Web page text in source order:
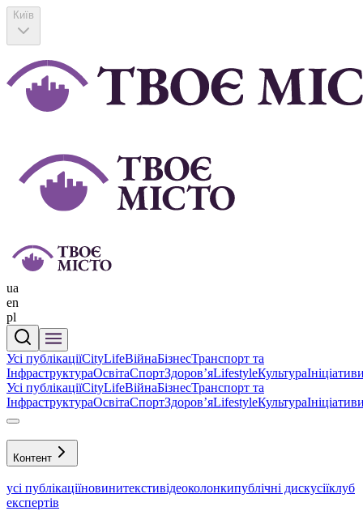
Київ
ua
en
pl
Усі публікаціїCityLifeВійнаБізнесТранспорт та
ІнфраструктураОсвітаСпортЗдоровʼяLifestyleКультура
Усі публікаціїCityLifeВійнаБізнесТранспорт та
ІнфраструктураОсвітаСпортЗдоровʼяLifestyleКультура
Контент
усі публікаціїновинитекстивідеоколонкипублічні дискусіїклуб
експертів